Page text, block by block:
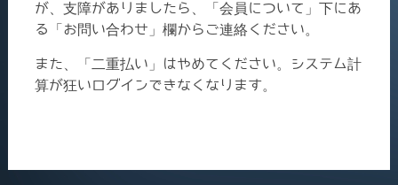
が、支障がありましたら、「会員について」下にあ
る「お問い合わせ」欄からご連絡ください。
また、「二重払い」はやめてください。システム計
算が狂いログインできなくなります。